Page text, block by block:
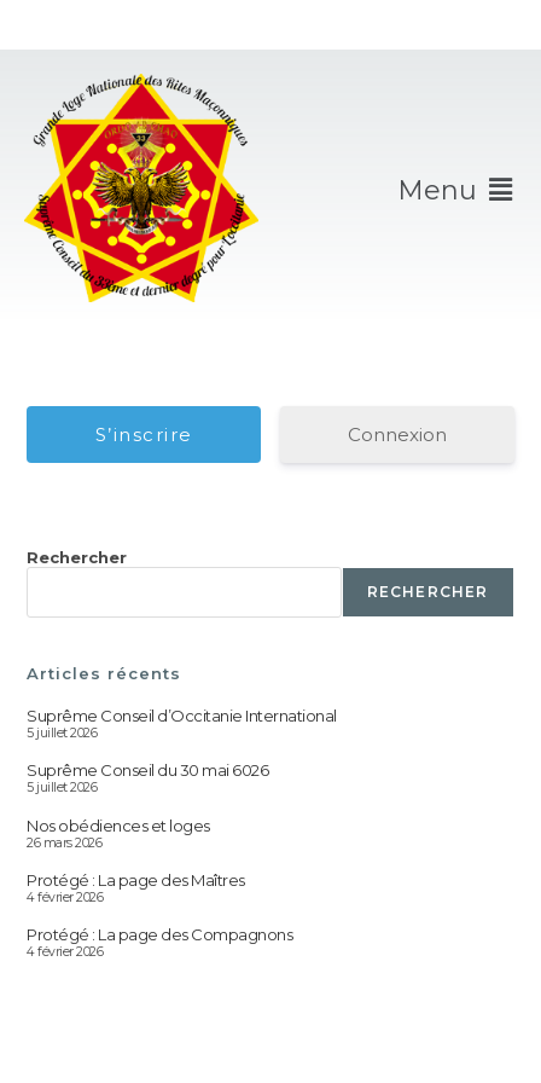
Menu
Connexion
Rechercher
RECHERCHER
Articles récents
Suprême Conseil d’Occitanie International
5 juillet 2026
Suprême Conseil du 30 mai 6026
5 juillet 2026
Nos obédiences et loges
26 mars 2026
Protégé : La page des Maîtres
4 février 2026
Protégé : La page des Compagnons
4 février 2026